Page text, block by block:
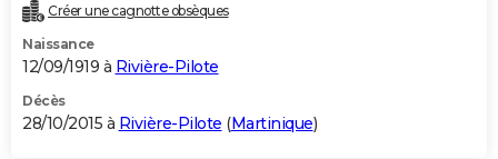
Créer une cagnotte obsèques
Naissance
12/09/1919 à Rivière-Pilote
Décès
28/10/2015 à Rivière-Pilote (Martinique)